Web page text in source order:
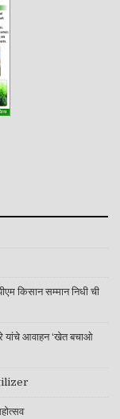
किसान सम्मान निधी ची
यांचे आवाहन ‘खेत बचाओ